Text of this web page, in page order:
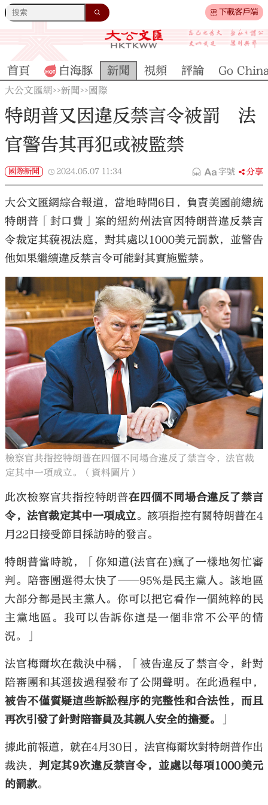
下載客戶端
大公文匯
首頁 白海豚 新聞 視頻 評論 Go
大公文匯網>>新聞>> 國際
特朗普又因違反禁言令被罰 法
官警告其再犯或被監禁
國際新聞 2024.05.07 11:34 字號 分享
大公文匯網綜合報道，當地時間6日，負責美國前總統
特朗普「封口費」案的紐約州法官因特朗普違反禁言
令裁定其藐視法庭，對其處以1000美元罰款，並警告
他如果繼續違反禁言令可能對其實施監禁。
檢察官共指控特朗普在四個不同場合違反了禁言令，法官裁
定其中一項成立。（資料圖片）
此次檢察官共指控特朗普在四個不同場合違反了禁言
令，法官裁定其中一項成立。該項指控有關特朗普在4
月22日接受節目採訪時的發言。
特朗普當時說，「你知道(法官在)瘋了一樣地匆忙審
判。陪審團選得太快了——95%是民主黨人。該地區
大部分都是民主黨人。你可以把它看作一個純粹的民
主黨地區。我可以告訴你這是一個非常不公平的情
況。」
法官梅爾坎在裁決中稱，「被告違反了禁言令，針對
陪審團和其選拔過程發布了公開聲明。在此過程中，
被告不僅質疑這些訴訟程序的完整性和合法性，而且
再次引發了針對陪審員及其親人安全的擔憂。
據此前報道，就在4月30日，法官梅爾坎對特朗普作出
裁決， 判定其9次違反禁言令，並處以每項1000美元
的罰款。